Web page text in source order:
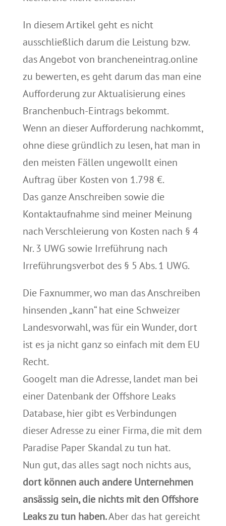
In diesem Artikel geht es nicht
ausschließlich darum die Leistung bzw.
das Angebot von brancheneintrag.online
zu bewerten, es geht darum das man eine
Aufforderung zur Aktualisierung eines
Branchenbuch-Eintrags bekommt.
Wenn an dieser Aufforderung nachkommt,
ohne diese gründlich zu lesen, hat man in
den meisten Fällen ungewollt einen
Auftrag über Kosten von 1.798 €.
Das ganze Anschreiben sowie die
Kontaktaufnahme sind meiner Meinung
nach Verschleierung von Kosten nach § 4
Nr. 3 UWG sowie Irreführung nach
Irreführungsverbot des § 5 Abs. 1 UWG.
Die Faxnummer, wo man das Anschreiben
hinsenden „kann“ hat eine Schweizer
Landesvorwahl, was für ein Wunder, dort
ist es ja nicht ganz so einfach mit dem EU
Recht.
Googelt man die Adresse, landet man bei
einer Datenbank der Offshore Leaks
Database, hier gibt es Verbindungen
dieser Adresse zu einer Firma, die mit dem
Paradise Paper Skandal zu tun hat.
Nun gut, das alles sagt noch nichts aus,
dort können auch andere Unternehmen
ansässig sein, die nichts mit den Offshore
Leaks zu tun haben.Aber das hat gereicht